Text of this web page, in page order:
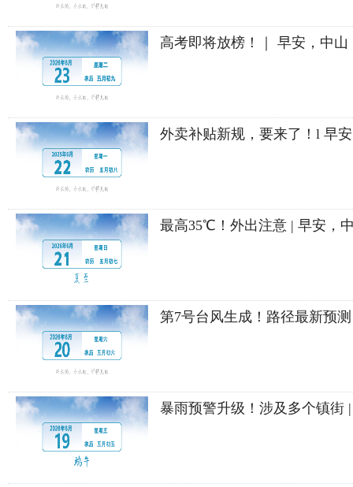
高考即将放榜！｜ 早安，中山
外卖补贴新规，要来了！l 早
最高35℃！外出注意 | 早安，
第7号台风生成！路径最新预
暴雨预警升级！涉及多个镇街